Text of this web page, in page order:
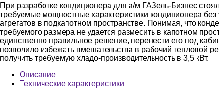
При разработке кондиционера для а/м ГАЗель-Бизнес
требуемые мощностные характеристики кондиционера
агрегатов в подкапотном пространстве. Понимая, что
требуемого размера не удается размесить в капотном
единственно правильное решение, перенести его под
позволило избежать вмешательства в рабочий тепловой
получить требуемую хладо-производительность в 3,5 кВт.
Описание
Технические характеристики